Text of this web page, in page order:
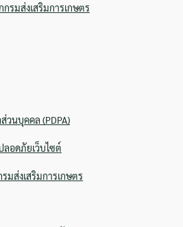
รมส่งเสริมการเกษตร
นบุคคล (PDPA)
อดภัยเว็บไซต์
มส่งเสริมการเกษตร